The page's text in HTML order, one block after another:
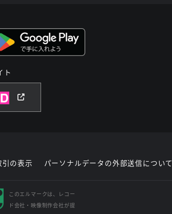
ト
の表示 パーソナルデータの外部送信について
このエルマークは、レコー
ド会社・映像制作会社が提